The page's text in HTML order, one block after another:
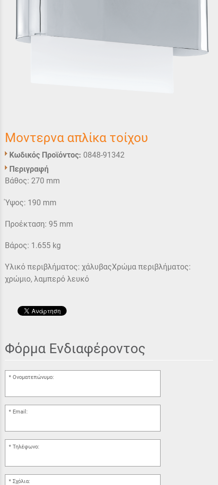
Μοντερνα απλίκα τοίχου
Κωδικός Προϊόντος: 0848-91342
Περιγραφή
Βάθος: 270 mm
Ύψος: 190 mm
Προέκταση: 95 mm
Βάρος: 1.655 kg
Υλικό περιβλήματος: χάλυβαςΧρώμα περιβλήματος:
χρώμιο, λαμπερό λευκό
Φόρμα Ενδιαφέροντος
Ονοματεπώνυμο:
Email:
Τηλέφωνο:
Σχόλια: